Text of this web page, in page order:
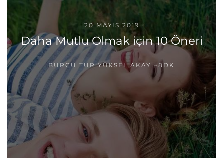
20 MAYIS 2019
Daha Mutlu Olmak için 10 Öneri
BURCU TUR YÜKSEL AKAY ~8DK